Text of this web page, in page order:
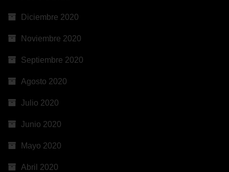
Diciembre 2020
Noviembre 2020
Septiembre 2020
Agosto 2020
Julio 2020
Junio 2020
Mayo 2020
Abril 2020